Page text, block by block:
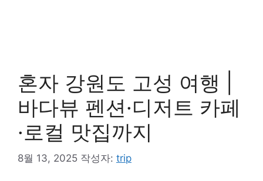
혼자 강원도 고성 여행 |
바다뷰 펜션·디저트 카페
·로컬 맛집까지
8월 13, 2025 작성자: trip